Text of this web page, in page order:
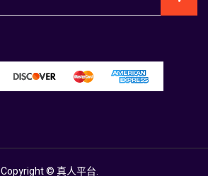
Copyright ©真人平台.